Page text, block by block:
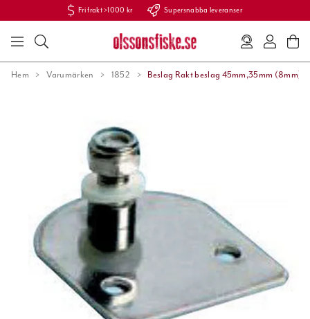
Fri frakt >1000 kr Supersnabba leveranser
Hem Varumärken 1852 Beslag Rakt beslag 45mm,35mm (8mm)